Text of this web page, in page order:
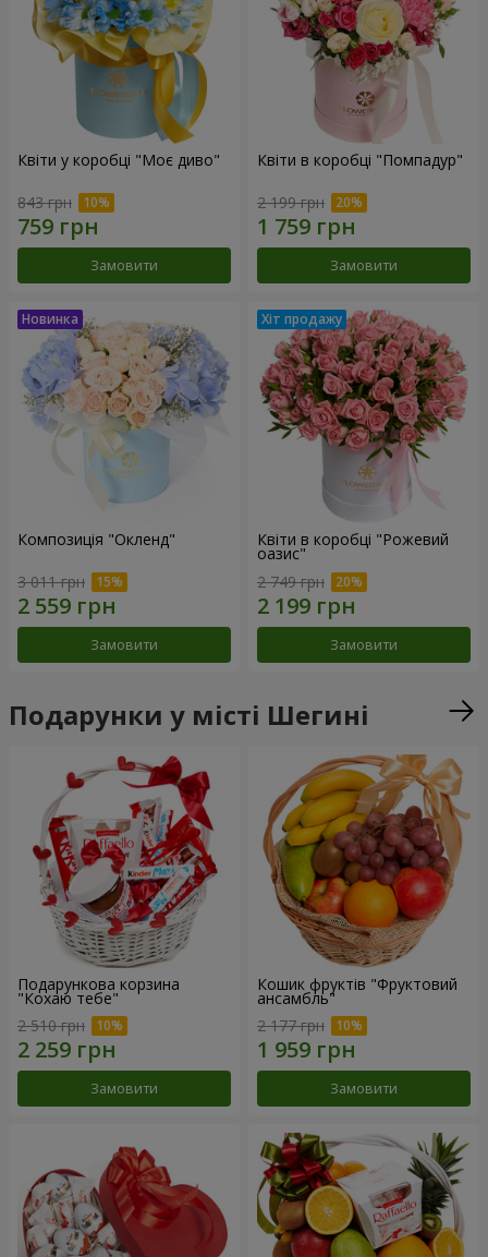
Квіти у коробці "Моє диво"
843 грн
Замовити
Квіти в коробці "Помпадур"
2 199 грн
Замовити
Композиція "Окленд"
3 011 грн
Замовити
Квіти в коробці "Рожевий
оазис"
2 749 грн
Замовити
Подарунки у місті Шегині
Подарункова корзина
"Кохаю тебе"
2 510 грн
Замовити
Кошик фруктів "Фруктовий
ансамбль"
2 177 грн
Замовити